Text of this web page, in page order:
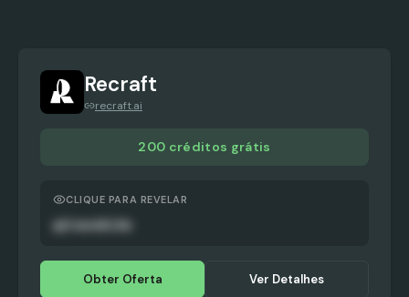
Recraft
recraft.ai
200 créditos grátis
CLIQUE PARA REVELAR
qECmoG0iXn
Obter Oferta Ver Detalhes